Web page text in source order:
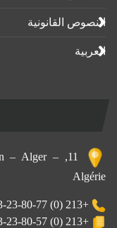
النصوص القانونية
العربية
– Alger –
Algérie
+213 (0) 23-23-80-77
+213 (0) 23-23-80-57